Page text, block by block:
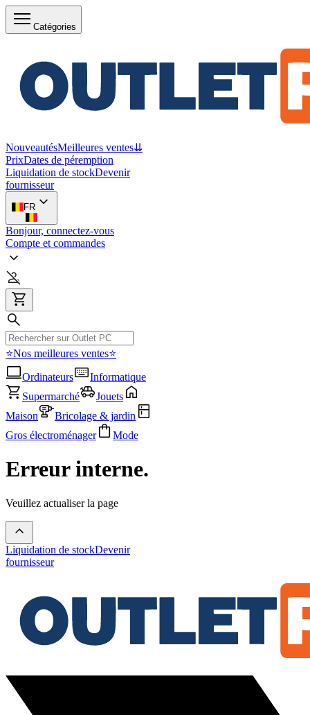
Catégories
NouveautésMeilleures ventes⇊
PrixDates de péremption
Liquidation de stockDevenir
fournisseur
FR
Bonjour, connectez-vous
Compte et commandes
⭐Nos meilleures ventes⭐
Ordinateurs
Informatique
Supermarché
Jouets
Maison
Bricolage & jardin
Gros électroménager
Mode
Erreur interne.
Veuillez actualiser la page
Liquidation de stockDevenir
fournisseur